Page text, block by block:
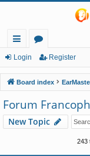
ui
ck
lin
ks
or
u
m
s
Login Register
Board index
Forum
New Topic
243